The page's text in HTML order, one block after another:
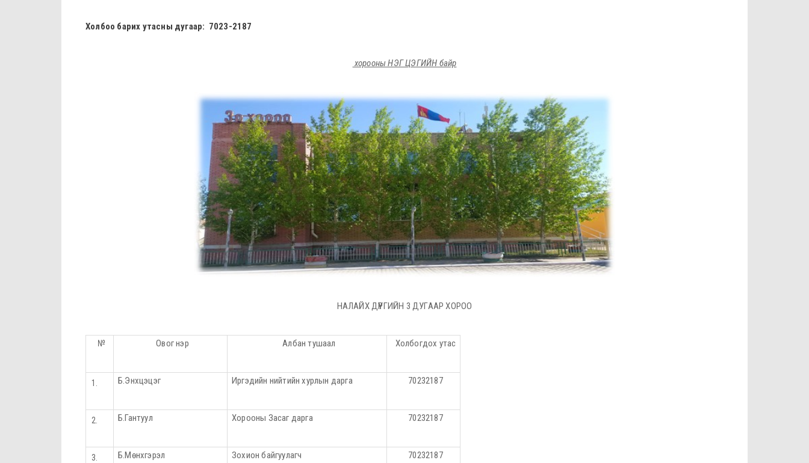
Холбоо барих утасны дугаар: 7023-2187
хорооны НЭГ ЦЭГИЙН байр
НАЛАЙХ ДҮҮРГИЙН 3 ДУГААР ХОРОО
№ Овог нэр Албан тушаал Холбогдох утас
Б.Энхцэцэг Иргэдийн нийтийн хурлын дарга 70232187
Б.Гантуул Хорооны Засаг дарга 70232187
Б.Мөнхгэрэл Зохион байгуулагч 70232187